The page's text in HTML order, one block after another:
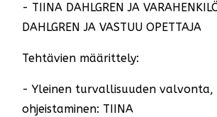
- TIINA DAHLGREN JA
DAHLGREN JA VASTUU OPETTAJA
Tehtävien määrittely:
- Yleinen turvallisuuden valvonta,
ohjeistaminen: TIINA